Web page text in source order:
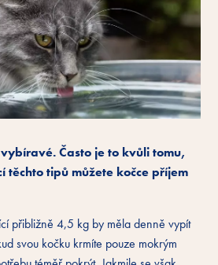
Často je to kvůli tomu,
těchto tipů můžete kočce příjem
přibližně 4,5 kg by měla denně vypít
svou kočku krmíte pouze mokrým